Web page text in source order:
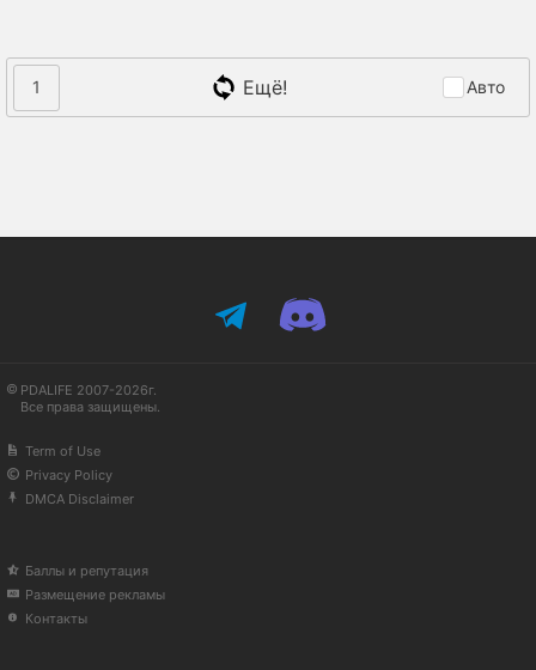
1 Ещё! Авто
PDALIFE 2007-2026г.
Все права защищены.
Term of Use
Privacy Policy
DMCA Disclaimer
Баллы и репутация
Размещение рекламы
Контакты